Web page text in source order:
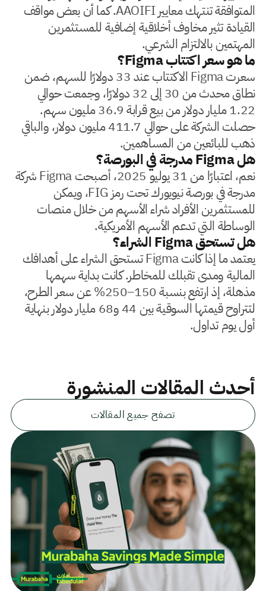
المتوافقة تنتهك معايير AAOIFI. كما أن بعض مواقف
القيادة تثير مخاوف أخلاقية إضافية للمستثمرين
المهتمين بالالتزام الشرعي.
ما هو سعر اكتتاب Figma؟
سعرت Figma الاكتتاب عند 33 دولارًا للسهم، ضمن
نطاق محدث من 30 إلى 32 دولارًا، وجمعت حوالي
1.22 مليار دولار من بيع قرابة 36.9 مليون سهم.
حصلت الشركة على حوالي 411.7 مليون دولار، والباقي
ذهب للبائعين من المساهمين.
هل Figma مدرجة في البورصة؟
نعم، اعتبارًا من 31 يوليو 2025، أصبحت Figma شركة
مدرجة في بورصة نيويورك تحت رمز FIG، ويمكن
للمستثمرين الأفراد شراء الأسهم من خلال منصات
الوساطة التي تدعم الأسهم الأمريكية.
هل تستحق Figma الشراء؟
يعتمد ما إذا كانت Figma تستحق الشراء على أهدافك
المالية ومدى تقبلك للمخاطر. كانت بداية سهمها
مذهلة، إذ ارتفع بنسبة 150–250% عن سعر الطرح،
لتتراوح قيمتها السوقية بين 44 و68 مليار دولار بنهاية
أول يوم تداول.
أحدث المقالات المنشورة
تصفح جميع المقالات